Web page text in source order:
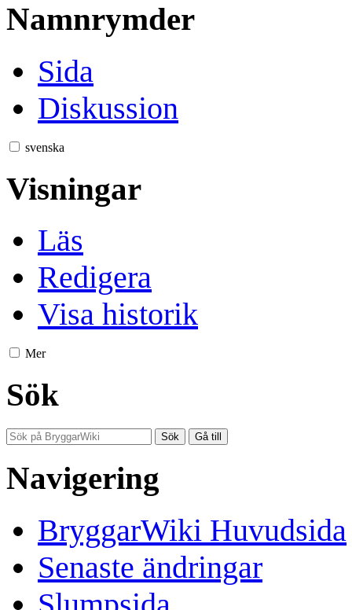
Namnrymder
Sida
Diskussion
svenska
Visningar
Läs
Redigera
Visa historik
Mer
Sök
Navigering
BryggarWiki Huvudsida
Senaste ändringar